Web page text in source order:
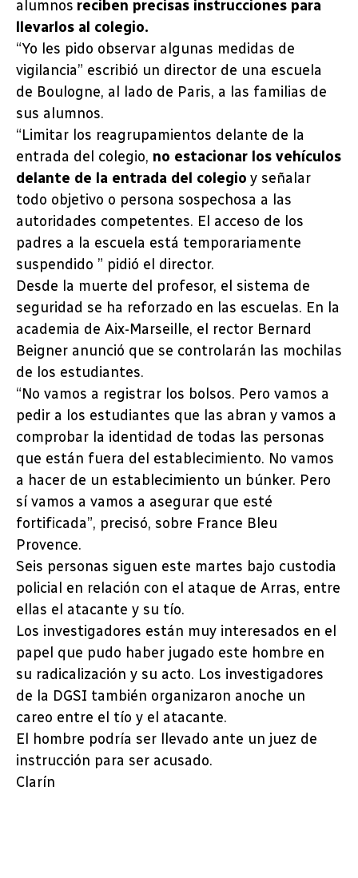
alumnos reciben precisas instrucciones para
llevarlos al colegio.
“Yo les pido observar algunas medidas de
vigilancia” escribió un director de una escuela
de Boulogne, al lado de Paris, a las familias de
sus alumnos.
“Limitar los reagrupamientos delante de la
entrada del colegio, no estacionar los vehículos
delante de la entrada del colegio y señalar
todo objetivo o persona sospechosa a las
autoridades competentes. El acceso de los
padres a la escuela está temporariamente
suspendido ” pidió el director.
Desde la muerte del profesor, el sistema de
seguridad se ha reforzado en las escuelas. En la
academia de Aix-Marseille, el rector Bernard
Beigner anunció que se controlarán las mochilas
de los estudiantes.
“No vamos a registrar los bolsos. Pero vamos a
pedir a los estudiantes que las abran y vamos a
comprobar la identidad de todas las personas
que están fuera del establecimiento. No vamos
a hacer de un establecimiento un búnker. Pero
sí vamos a vamos a asegurar que esté
fortificada”, precisó, sobre France Bleu
Provence.
Seis personas siguen este martes bajo custodia
policial en relación con el ataque de Arras, entre
ellas el atacante y su tío.
Los investigadores están muy interesados en el
papel que pudo haber jugado este hombre en
su radicalización y su acto. Los investigadores
de la DGSI también organizaron anoche un
careo entre el tío y el atacante.
El hombre podría ser llevado ante un juez de
instrucción para ser acusado.
Clarín